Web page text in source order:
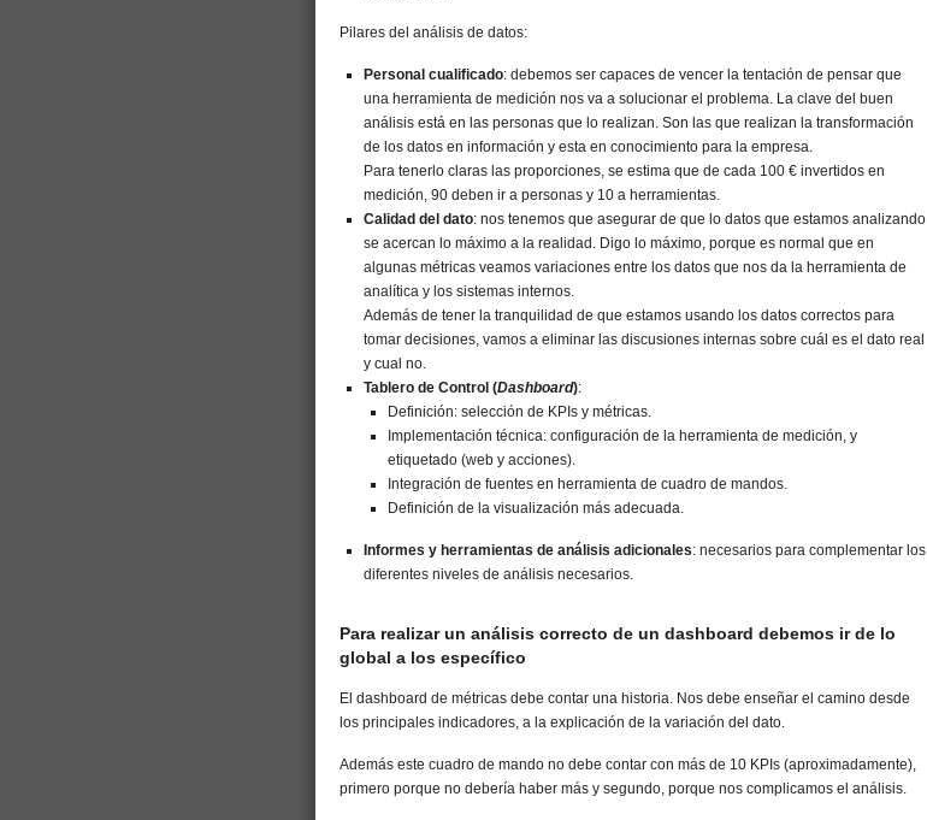
Pilares del análisis de datos:
Personal cualificado: debemos ser capaces de vencer la tentación de pensar que
una herramienta de medición nos va a solucionar el problema. La clave del buen
análisis está en las personas que lo realizan. Son las que realizan la transformación
de los datos en información y esta en conocimiento para la empresa.
Para tenerlo claras las proporciones, se estima que de cada 100 € invertidos en
medición, 90 deben ir a personas y 10 a herramientas.
Calidad del dato: nos tenemos que asegurar de que lo datos que estamos analizando
se acercan lo máximo a la realidad. Digo lo máximo, porque es normal que en
algunas métricas veamos variaciones entre los datos que nos da la herramienta de
analítica y los sistemas internos.
Además de tener la tranquilidad de que estamos usando los datos correctos para
tomar decisiones, vamos a eliminar las discusiones internas sobre cuál es el dato real
y cual no.
Tablero de Control (Dashboard):
Definición: selección de KPIs y métricas.
Implementación técnica: configuración de la herramienta de medición, y
etiquetado (web y acciones).
Integración de fuentes en herramienta de cuadro de mandos.
Definición de la visualización más adecuada.
Informes y herramientas de análisis adicionales: necesarios para complementar los
diferentes niveles de análisis necesarios.
Para realizar un análisis correcto de un dashboard debemos ir de lo
global a los específico
El dashboard de métricas debe contar una historia. Nos debe enseñar el camino desde
los principales indicadores, a la explicación de la variación del dato.
Además este cuadro de mando no debe contar con más de 10 KPIs (aproximadamente),
primero porque no debería haber más y segundo, porque nos complicamos el análisis.